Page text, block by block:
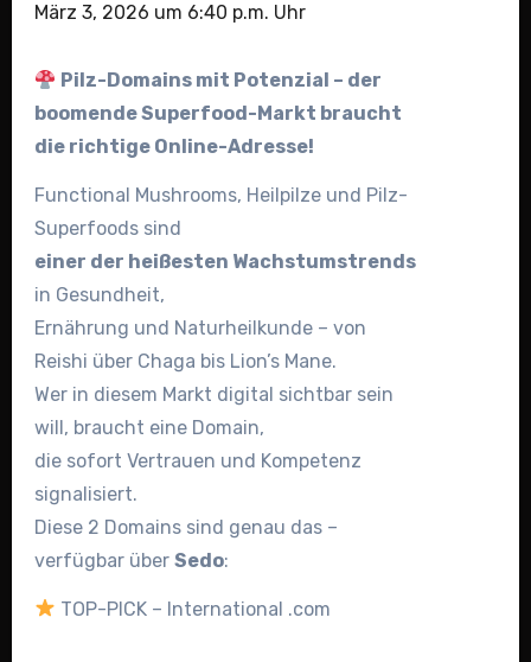
März 3, 2026 um 6:40 p.m. Uhr
Pilz-Domains mit Potenzial – der
boomende Superfood-Markt braucht
die richtige Online-Adresse!
Functional Mushrooms, Heilpilze und Pilz-
Superfoods sind
einer der heißesten Wachstumstrends
in Gesundheit,
Ernährung und Naturheilkunde – von
Reishi über Chaga bis Lion’s Mane.
Wer in diesem Markt digital sichtbar sein
will, braucht eine Domain,
die sofort Vertrauen und Kompetenz
signalisiert.
Diese 2 Domains sind genau das –
verfügbar über Sedo:
TOP-PICK – International .com